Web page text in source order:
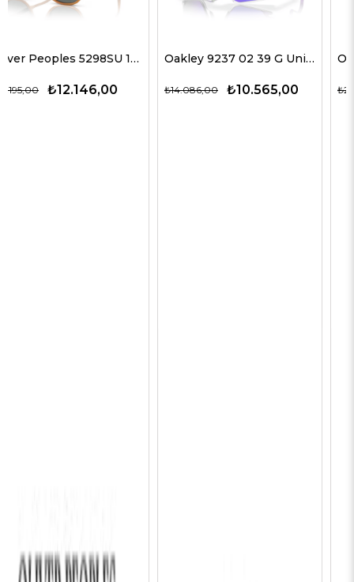
Oakley 9237 02 39 G Unisex Güneş Gözlükleri
₺10.565,00
₺14.086,00
Oliver Peoples 5514SU 1678C5 51 G Unisex Güneş Gözlükleri
₺14.143,00
₺28.285,00